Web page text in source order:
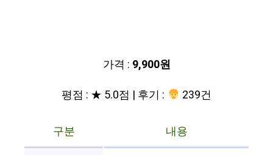
가격 : 9,900원
평점 : ★ 5.0점 | 후기 :
239건
구분
내용